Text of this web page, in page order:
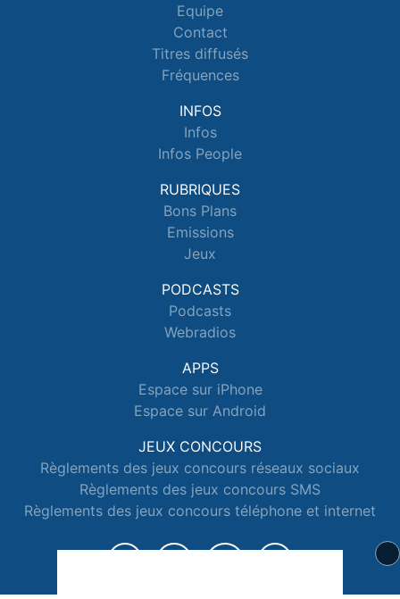
Equipe
Contact
Titres diffusés
Fréquences
INFOS
Infos
Infos People
RUBRIQUES
Bons Plans
Emissions
Jeux
PODCASTS
Podcasts
Webradios
APPS
Espace sur iPhone
Espace sur Android
JEUX CONCOURS
Règlements des jeux concours réseaux sociaux
Règlements des jeux concours SMS
Règlements des jeux concours téléphone et internet